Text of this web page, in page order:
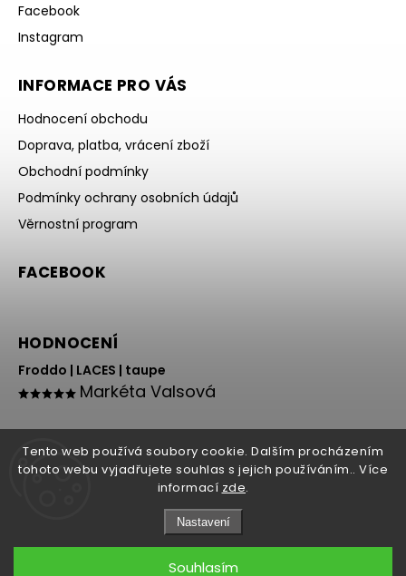
Tento web používá soubory cookie. Dalším procházením
tohoto webu vyjadřujete souhlas s jejich používáním.. Více
informací zde.
Nastavení
Souhlasím
Facebook
Instagram
INFORMACE PRO VÁS
Hodnocení obchodu
Doprava, platba, vrácení zboží
Obchodní podmínky
Podmínky ochrany osobních údajů
Věrnostní program
FACEBOOK
HODNOCENÍ
Froddo | LACES | taupe
Markéta Valsová